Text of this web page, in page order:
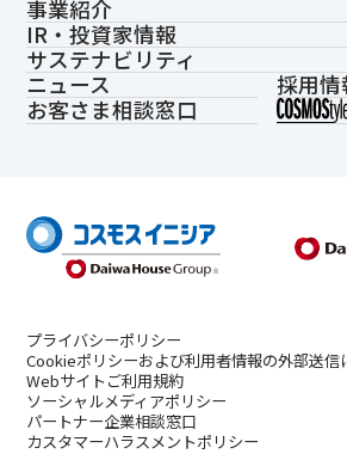
事業紹介
IR・投資家情報
サステナビリティ
ニュース
採用情
お客さま相談窓口
プライバシーポリシー
Cookieポリシーおよび利用者情報の外部送信
Webサイトご利用規約
ソーシャルメディアポリシー
パートナー企業相談窓口
カスタマーハラスメントポリシー